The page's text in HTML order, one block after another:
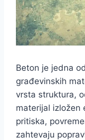
Beton je jedna
građevinskih
vrsta struktura,
materijal izložen
pritiska,
zahtevaju